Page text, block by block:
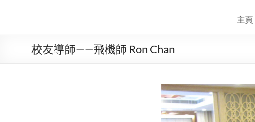
主頁
校友導師——飛機師 Ron Chan